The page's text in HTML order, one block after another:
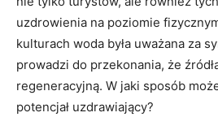
uzdrowienia na poziomie
kulturach woda była uważana za
prowadzi do przekonania, że
regeneracyjną. W jaki sposób
potencjał uzdrawiający?